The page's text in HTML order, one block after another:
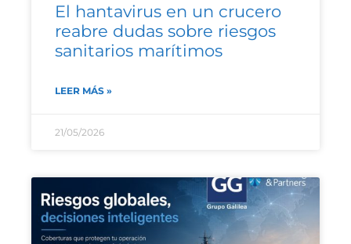
El hantavirus en un crucero
reabre dudas sobre riesgos
sanitarios marítimos
LEER MÁS »
21/05/2026